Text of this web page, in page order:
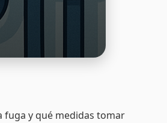
fuga y qué medidas tomar